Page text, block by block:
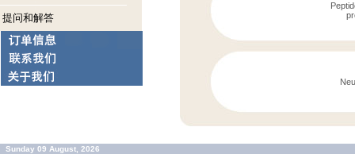
提问和解答
Sunday 09 August, 2026